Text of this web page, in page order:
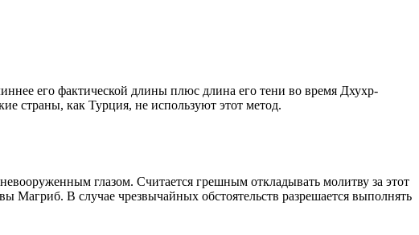
его фактической длины плюс длина его тени во время Дхухр-
страны, как Турция, не используют этот метод.
глазом. Считается грешным откладывать молитву за этот
Магриб. В случае чрезвычайных обстоятельств разрешается выполнять